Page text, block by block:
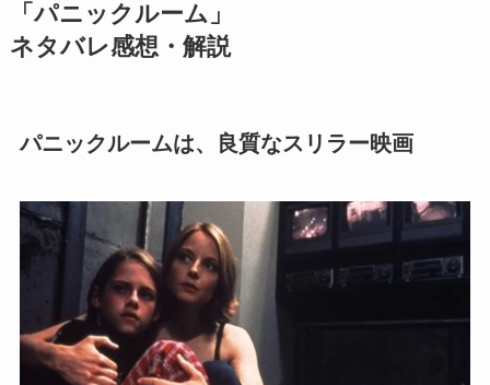
「パニックルーム」
ネタバレ感想・解説
パニックルームは、良質なスリラー映画